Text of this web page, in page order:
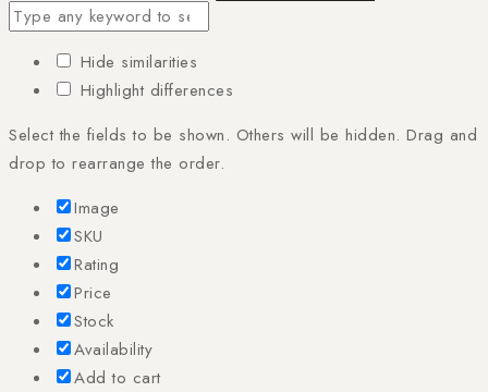
Hide similarities
Highlight differences
Select the fields to be shown. Others will be hidden. Drag and
drop to rearrange the order.
Image
SKU
Rating
Price
Stock
Availability
Add to cart